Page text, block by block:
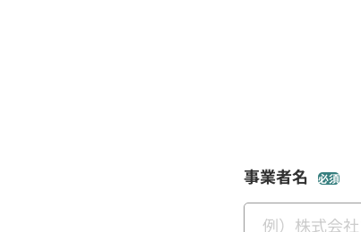
事業者名 必須